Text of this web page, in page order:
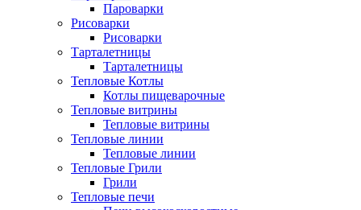
Пароварки
Рисоварки
Рисоварки
Тарталетницы
Тарталетницы
Тепловые Котлы
Котлы пищеварочные
Тепловые витрины
Тепловые витрины
Тепловые линии
Тепловые линии
Тепловые Грили
Грили
Тепловые печи